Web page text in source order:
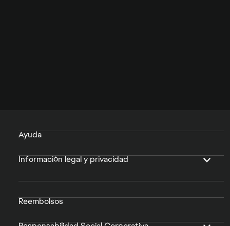
Ayuda
Información legal y privacidad
Reembolsos